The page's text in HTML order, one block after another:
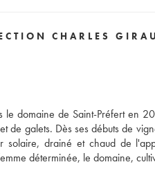
CHARLES
le domaine de Saint-Préfert en
de galets. Dès ses débuts de
solaire, drainé et chaud de
déterminée, le domaine,